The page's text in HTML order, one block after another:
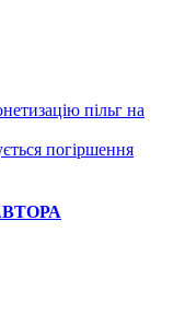
пільг на
погіршення